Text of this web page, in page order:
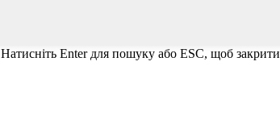
Натисніть Enter для пошуку або ESC, щоб закрити